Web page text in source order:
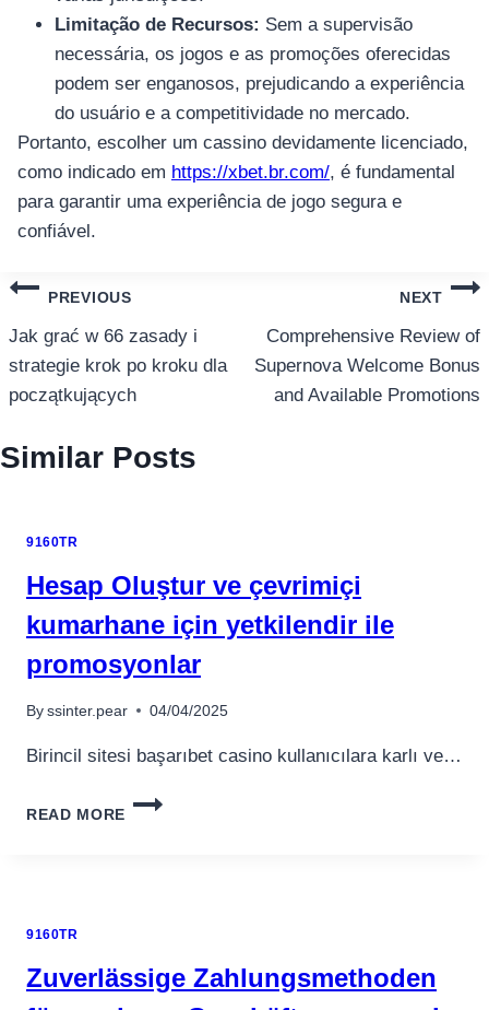
Limitação de Recursos: Sem a supervisão
necessária, os jogos e as promoções oferecidas
podem ser enganosos, prejudicando a experiência
do usuário e a competitividade no mercado.
Portanto, escolher um cassino devidamente licenciado,
como indicado em https://xbet.br.com/, é fundamental
para garantir uma experiência de jogo segura e
confiável.
แนะแนว
เรื่อง
PREVIOUS
Jak grać w 66 zasady i
strategie krok po kroku dla
początkujących
NEXT
Comprehensive Review of
Supernova Welcome Bonus
and Available Promotions
Similar Posts
9160TR
Hesap Oluştur ve çevrimiçi
kumarhane için yetkilendir ile
promosyonlar
By ssinter.pear 04/04/2025
Birincil sitesi başarıbet casino kullanıcılara karlı ve…
READ MORE
HESAP
PROMOSYONLAR
9160TR
Zuverlässige Zahlungsmethoden